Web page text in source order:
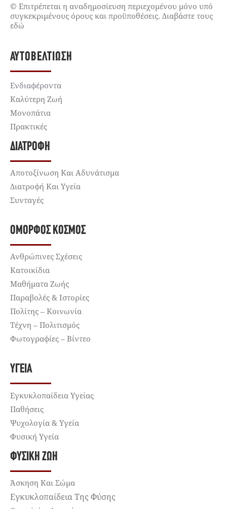
© Επιτρέπεται η αναδημοσίευση περιεχομένου μόνο υπό
συγκεκριμένους όρους και προϋποθέσεις. Διαβάστε τους
εδώ
ΑΥΤΟΒΕΛΤΊΩΣΗ
Ενδιαφέροντα
Καλύτερη Ζωή
Μονοπάτια
Πρακτικές
ΔΙΑΤΡΟΦΉ
Αποτοξίνωση Και Αδυνάτισμα
Διατροφή Και Υγεία
Συνταγές
ΌΜΟΡΦΟΣ ΚΌΣΜΟΣ
Ανθρώπινες Σχέσεις
Κατοικίδια
Μαθήματα Ζωής
Παραβολές & Ιστορίες
Πολίτης – Κοινωνία
Τέχνη – Πολιτισμός
Φωτογραφίες – Βίντεο
ΥΓΕΊΑ
Εγκυκλοπαίδεια Υγείας
Παθήσεις
Ψυχολογία & Υγεία
Φυσική Υγεία
ΦΥΣΙΚΉ ΖΩΉ
Άσκηση Και Σώμα
Εγκυκλοπαίδεια Της Φύσης